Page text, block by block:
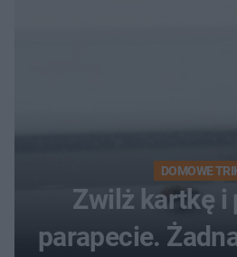
DOMOWE
Zwilż kartkę i
parapecie.